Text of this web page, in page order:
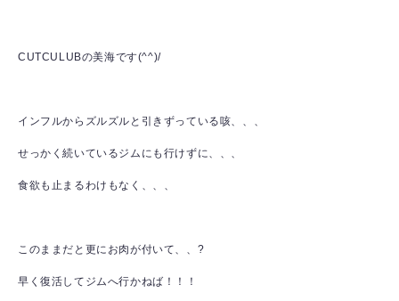
CUTCULUBの美海です(^^)/
インフルからズルズルと引きずっている咳、、、
せっかく続いているジムにも行けずに、、、
食欲も止まるわけもなく、、、
このままだと更にお肉が付いて、、?
早く復活してジムへ行かねば！！！